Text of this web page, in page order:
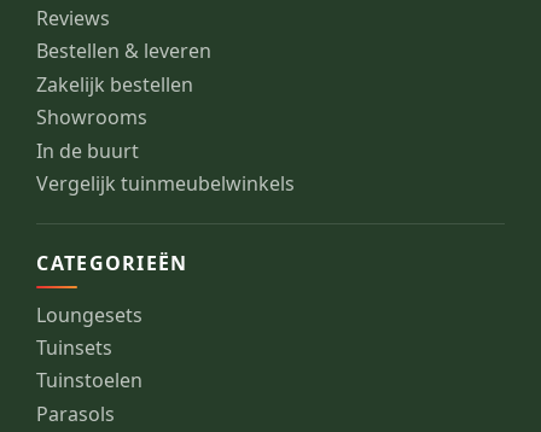
Reviews
Bestellen & leveren
Zakelijk bestellen
Showrooms
In de buurt
Vergelijk tuinmeubelwinkels
CATEGORIEËN
Loungesets
Tuinsets
Tuinstoelen
Parasols